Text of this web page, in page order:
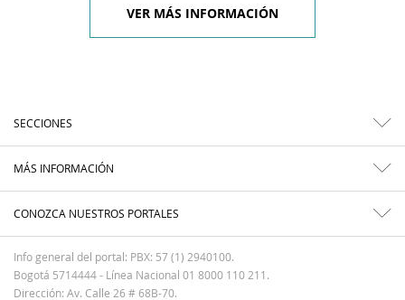
VER MÁS INFORMACIÓN
SECCIONES
MÁS INFORMACIÓN
CONOZCA NUESTROS PORTALES
Info general del portal: PBX: 57 (1) 2940100.
Bogotá 5714444 - Línea Nacional 01 8000 110 211.
Dirección: Av. Calle 26 # 68B-70.